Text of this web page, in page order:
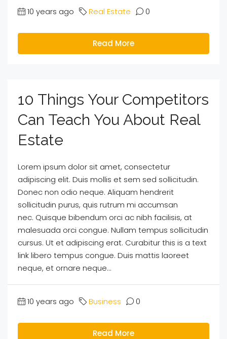
10 years ago Real Estate 0
Read More
10 Things Your Competitors
Can Teach You About Real
Estate
Lorem ipsum dolor sit amet, consectetur
adipiscing elit. Duis mollis et sem sed sollicitudin.
Donec non odio neque. Aliquam hendrerit
sollicitudin purus, quis rutrum mi accumsan
nec. Quisque bibendum orci ac nibh facilisis, at
malesuada orci congue. Nullam tempus sollicitudin
cursus. Ut et adipiscing erat. Curabitur this is a text
link libero tempus congue. Duis mattis laoreet
neque, et ornare neque...
10 years ago Business 0
Read More